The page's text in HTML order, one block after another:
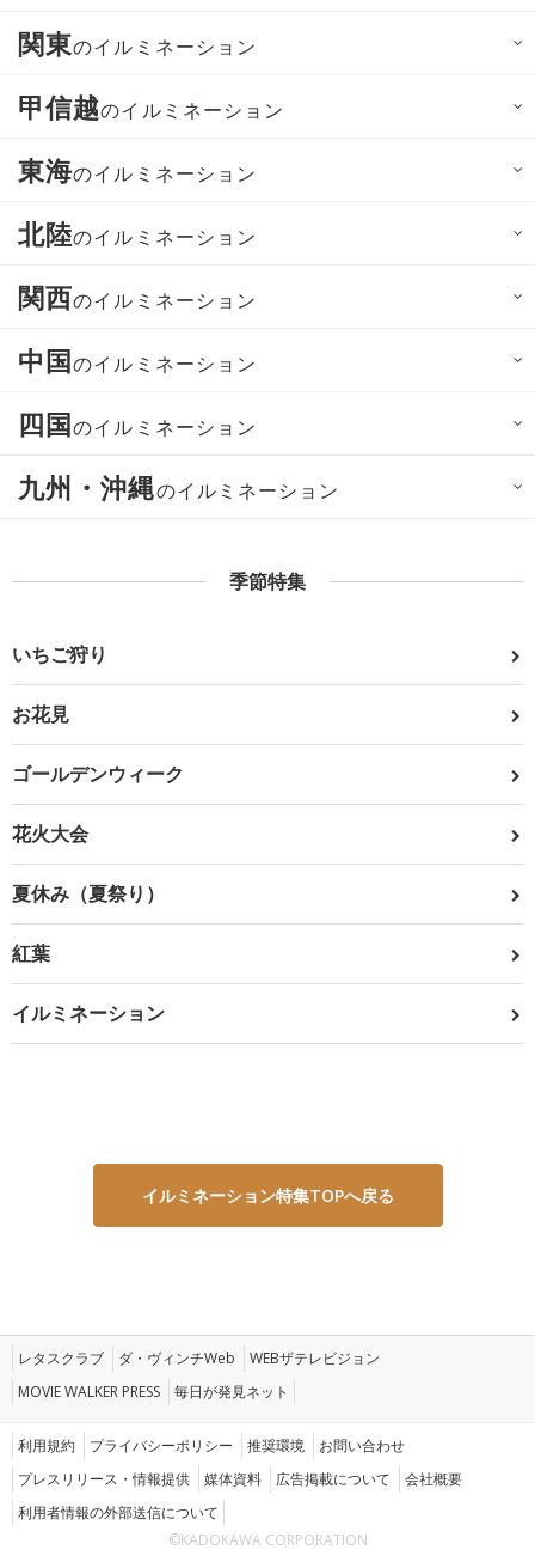
関東のイルミネーション
甲信越のイルミネーション
東海のイルミネーション
北陸のイルミネーション
関西のイルミネーション
中国のイルミネーション
四国のイルミネーション
九州・沖縄のイルミネーション
季節特集
いちご狩り
お花見
ゴールデンウィーク
花火大会
夏休み（夏祭り）
紅葉
イルミネーション
イルミネーション特集TOPへ戻る
レタスクラブ ダ・ヴィンチWeb
WEBザテレビジョン
MOVIE WALKER PRESS
毎日が発見ネット
利用規約 プライバシーポリシー 推奨環境
お問い合わせ
プレスリリース・情報提供
媒体資料 広告掲載について
会社概要
利用者情報の外部送信について
©KADOKAWA CORPORATION